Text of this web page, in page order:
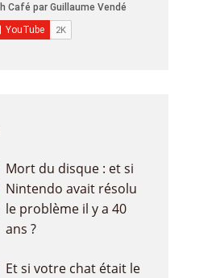
Mort du disque : et si
Nintendo avait résolu
le problème il y a 40
ans ?
Et si votre chat était le